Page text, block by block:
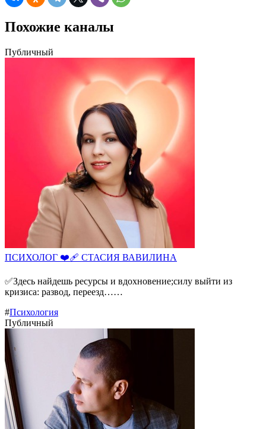
Похожие каналы
Публичный
ПСИХОЛОГ ❤️‍🩹 СТАСИЯ ВАВИЛИНА
✅Здесь найдешь ресурсы и вдохновение;силу выйти из
кризиса: развод, переезд……
#Психология
Публичный